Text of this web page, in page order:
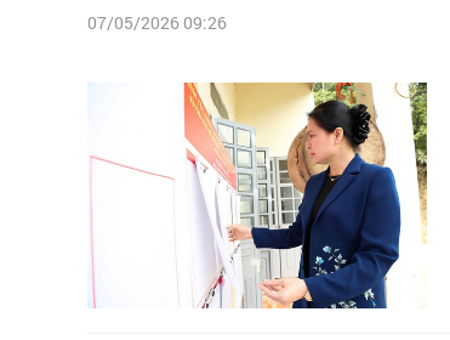
07/05/2026 09:26